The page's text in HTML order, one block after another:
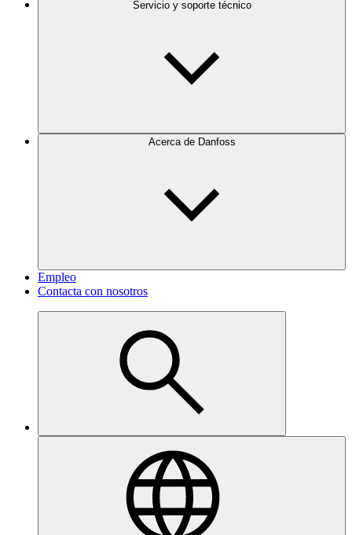
Servicio y soporte técnico
Acerca de Danfoss
Empleo
Contacta con nosotros